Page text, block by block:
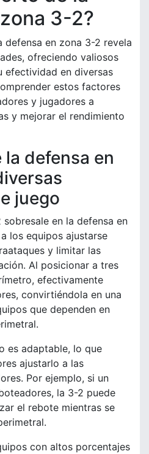
3-2?
defensa en zona 3-2 revela
ofreciendo valiosos
efectividad en diversas
estos factores
y jugadores a
y mejorar el rendimiento
defensa en
juego
en la defensa en
los equipos ajustarse
y limitar las
Al posicionar a tres
efectivamente
convirtiéndola en una
que dependen en
es adaptable, lo que
ajustarlo a las
Por ejemplo, si un
la 3-2 puede
el rebote mientras se
con altos porcentajes